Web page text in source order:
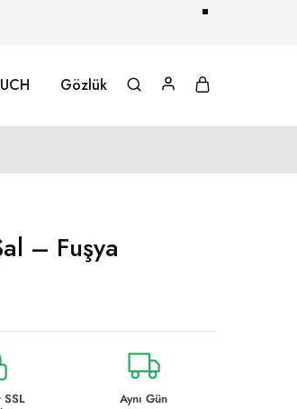
Gözlük
– Fuşya
Aynı Gün